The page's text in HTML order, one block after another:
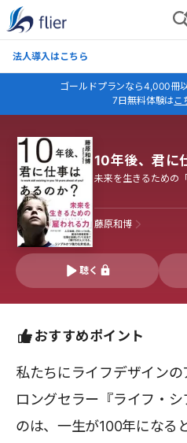
法人導入はこちら
ゴールドプランなら4,000冊
7日無料体験はこ
10年後、君に
未来を生きるための
藤原和博
聴く
おすすめポイント
私たちにライフデザイン
ロングセラー『ライフ・
のは、一生が100年になる